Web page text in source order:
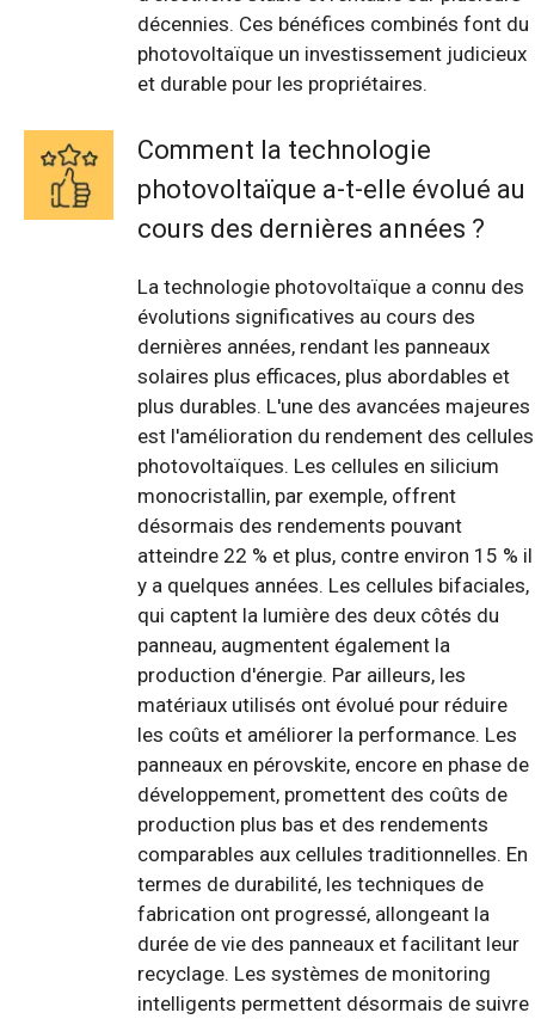
décennies. Ces bénéfices combinés font du
photovoltaïque un investissement judicieux
et durable pour les propriétaires.
Comment la technologie
photovoltaïque a-t-elle évolué au
cours des dernières années ?
La technologie photovoltaïque a connu des
évolutions significatives au cours des
dernières années, rendant les panneaux
solaires plus efficaces, plus abordables et
plus durables. L'une des avancées majeures
est l'amélioration du rendement des cellules
photovoltaïques. Les cellules en silicium
monocristallin, par exemple, offrent
désormais des rendements pouvant
atteindre 22 % et plus, contre environ 15 % il
y a quelques années. Les cellules bifaciales,
qui captent la lumière des deux côtés du
panneau, augmentent également la
production d'énergie. Par ailleurs, les
matériaux utilisés ont évolué pour réduire
les coûts et améliorer la performance. Les
panneaux en pérovskite, encore en phase de
développement, promettent des coûts de
production plus bas et des rendements
comparables aux cellules traditionnelles. En
termes de durabilité, les techniques de
fabrication ont progressé, allongeant la
durée de vie des panneaux et facilitant leur
recyclage. Les systèmes de monitoring
intelligents permettent désormais de suivre